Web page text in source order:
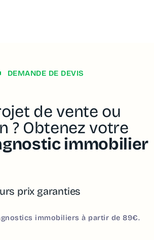
DEMANDE DE DEVIS
de vente ou
? Obtenez votre
immobilier
prix garanties
immobiliers à partir de 89€.